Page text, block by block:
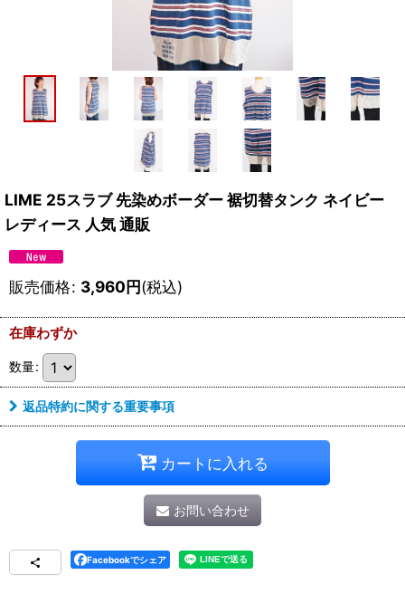
LIME 25スラブ 先染めボーダー 裾切替タンク ネイビー
レディース 人気 通販
販売価格: 3,960円(税込)
在庫わずか
数量:
返品特約に関する重要事項
カートに入れる
お問い合わせ
Facebookでシェア